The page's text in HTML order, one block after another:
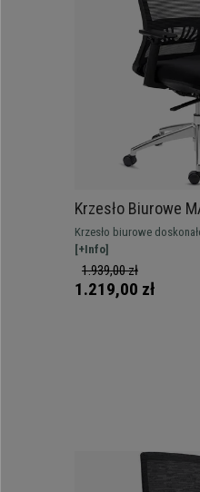
Krzesło Biurowe
Pracy, Aluminiowa
Podparcie
Krzesło biurowe
intensywnego
wzornictwo i
wygodą.
[+Info]
1.939,00 zł
1.219,00 zł